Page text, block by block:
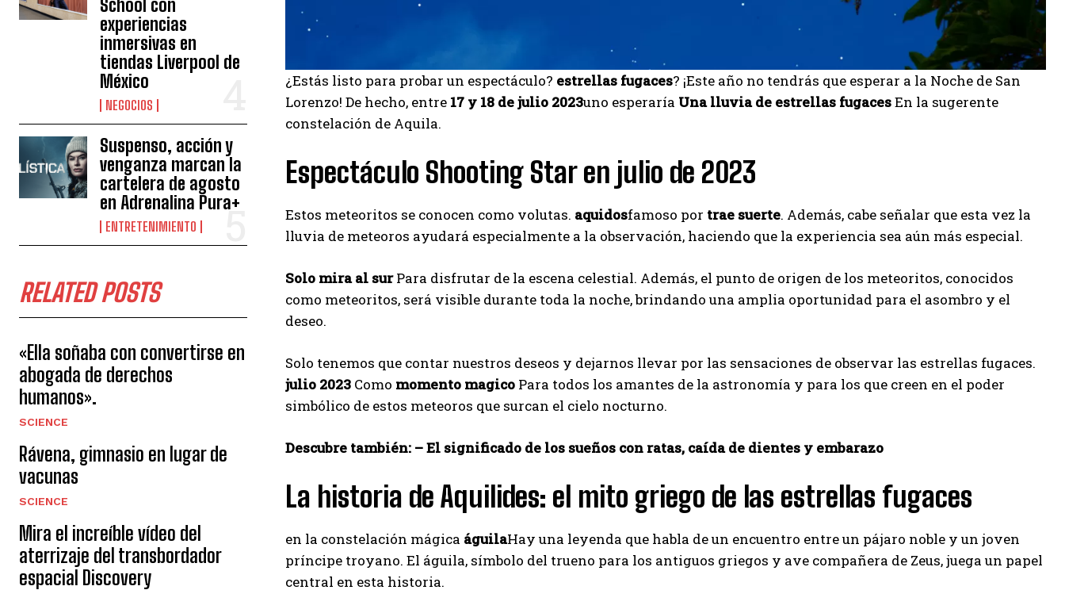
I've read and accept the Privacy Policy
School con
experiencias
inmersivas en
tiendas Liverpool de
México
NEGOCIOS
Suspenso, acción y
venganza marcan la
cartelera de agosto
en Adrenalina Pura+
ENTRETENIMIENTO
RELATED POSTS
«Ella soñaba con convertirse en
abogada de derechos
humanos».
SCIENCE
Rávena, gimnasio en lugar de
vacunas
SCIENCE
Mira el increíble vídeo del
aterrizaje del transbordador
espacial Discovery
¿Estás listo para probar un espectáculo? estrellas fugaces? ¡Este año no tendrás que esperar a la Noche de San
Lorenzo! De hecho, entre 17 y 18 de julio 2023uno esperaría Una lluvia de estrellas fugacesEn la sugerente
constelación de Aquila.
Espectáculo Shooting Star en julio de 2023
Estos meteoritos se conocen como volutas. aquidosfamoso por trae suerte. Además, cabe señalar que esta vez la
lluvia de meteoros ayudará especialmente a la observación, haciendo que la experiencia sea aún más especial.
Solo mira al surPara disfrutar de la escena celestial. Además, el punto de origen de los meteoritos, conocidos
como meteoritos, será visible durante toda la noche, brindando una amplia oportunidad para el asombro y el
deseo.
Solo tenemos que contar nuestros deseos y dejarnos llevar por las sensaciones de observar las estrellas fugaces.
julio 2023 Como momento magico Para todos los amantes de la astronomía y para los que creen en el poder
simbólico de estos meteoros que surcan el cielo nocturno.
Descubre también: – El significado de los sueños con ratas, caída de dientes y embarazo
La historia de Aquilides: el mito griego de las estrellas fugaces
en la constelación mágica águilaHay una leyenda que habla de un encuentro entre un pájaro noble y un joven
príncipe troyano. El águila, símbolo del trueno para los antiguos griegos y ave compañera de Zeus, juega un papel
central en esta historia.